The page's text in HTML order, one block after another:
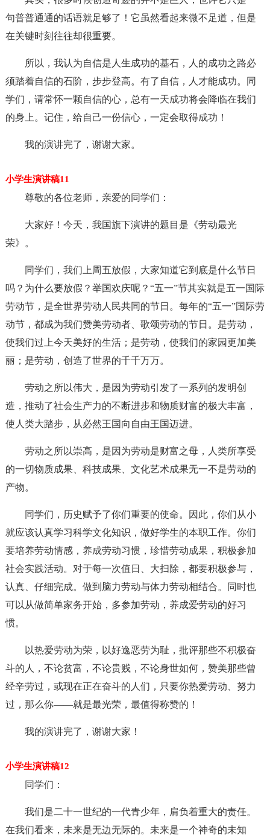
句普普通通的话语就足够了！它虽然看起来微不足道，但是
在关键时刻往往却很重要。
所以，我认为自信是人生成功的基石，人的成功之路必
须踏着自信的石阶，步步登高。有了自信，人才能成功。同
学们，请常怀一颗自信的心，总有一天成功将会降临在我们
的身上。记住，给自己一份信心，一定会取得成功！
我的演讲完了，谢谢大家。
小学生演讲稿11
尊敬的各位老师，亲爱的同学们：
大家好！今天，我国旗下演讲的题目是《劳动最光
荣》。
同学们，我们上周五放假，大家知道它到底是什么节日
吗？为什么要放假？举国欢庆呢？“五一”节其实就是五一国际
劳动节，是全世界劳动人民共同的节日。每年的“五一”国际劳
动节，都成为我们赞美劳动者、歌颂劳动的节日。是劳动，
使我们过上今天美好的生活；是劳动，使我们的家园更加美
丽；是劳动，创造了世界的千千万万。
劳动之所以伟大，是因为劳动引发了一系列的发明创
造，推动了社会生产力的不断进步和物质财富的极大丰富，
使人类大踏步，从必然王国向自由王国迈进。
劳动之所以崇高，是因为劳动是财富之母，人类所享受
的一切物质成果、科技成果、文化艺术成果无一不是劳动的
产物。
同学们，历史赋予了你们重要的使命。因此，你们从小
就应该认真学习科学文化知识，做好学生的本职工作。你们
要培养劳动情感，养成劳动习惯，珍惜劳动成果，积极参加
社会实践活动。对于每一次值日、大扫除，都要积极参与，
认真、仔细完成。做到脑力劳动与体力劳动相结合。同时也
可以从做简单家务开始，多参加劳动，养成爱劳动的好习
惯。
以热爱劳动为荣，以好逸恶劳为耻，批评那些不积极奋
斗的人，不论贫富，不论贵贱，不论身世如何，赞美那些曾
经辛劳过，或现在正在奋斗的人们，只要你热爱劳动、努力
过，那么你——就是最光荣，最值得称赞的！
我的演讲完了，谢谢大家！
小学生演讲稿12
同学们：
我们是二十一世纪的一代青少年，肩负着重大的责任。
在我们看来，未来是无边无际的。未来是一个神奇的未知